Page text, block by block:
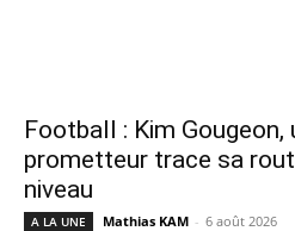
Football : Kim Gougeon,
prometteur trace sa
niveau
A LA UNE Mathias KAM - 6 août 2026